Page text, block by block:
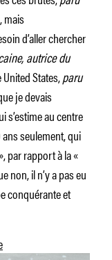
mais
d’aller chercher
autrice du
States,paru
je devais
s’estime au centre
seulement, qui
par rapport à la «
non, il n’y a pas eu
conquérante et